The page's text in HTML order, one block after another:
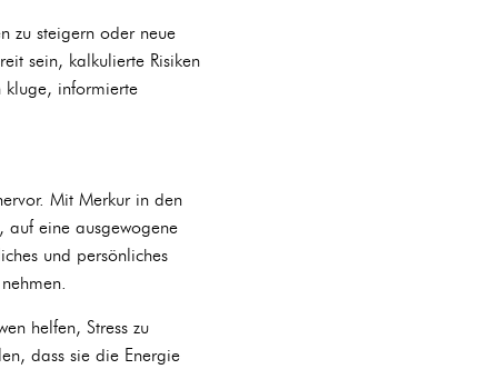
zu steigern oder neue
sein, kalkulierte Risiken
kluge, informierte
Mit Merkur in den
auf eine ausgewogene
und persönliches
helfen, Stress zu
dass sie die Energie